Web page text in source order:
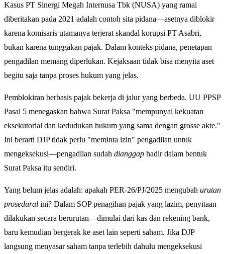
Kasus PT Sinergi Megah Internusa Tbk (NUSA) yang ramai
diberitakan pada 2021 adalah contoh sita pidana—asetnya diblokir
karena komisaris utamanya terjerat skandal korupsi PT Asabri,
bukan karena tunggakan pajak. Dalam konteks pidana, penetapan
pengadilan memang diperlukan. Kejaksaan tidak bisa menyita aset
begitu saja tanpa proses hukum yang jelas.
Pemblokiran berbasis pajak bekerja di jalur yang berbeda. UU PPSP
Pasal 5 menegaskan bahwa Surat Paksa "mempunyai kekuatan
eksekutorial dan kedudukan hukum yang sama dengan grosse akte."
Ini berarti DJP tidak perlu "meminta izin" pengadilan untuk
mengeksekusi—pengadilan sudah dianggap hadir dalam bentuk
Surat Paksa itu sendiri.
Yang belum jelas adalah: apakah PER-26/PJ/2025 mengubah urutan
prosedural ini? Dalam SOP penagihan pajak yang lazim, penyitaan
dilakukan secara berurutan—dimulai dari kas dan rekening bank,
baru kemudian bergerak ke aset lain seperti saham. Jika DJP
langsung menyasar saham tanpa terlebih dahulu mengeksekusi